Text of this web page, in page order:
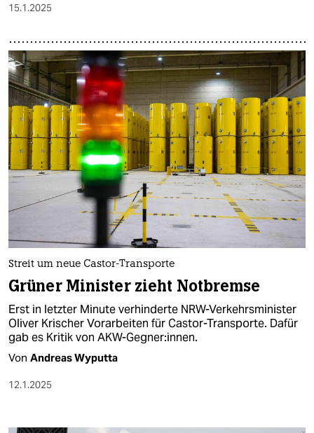
15.1.2025
Streit um neue Castor-Transporte
Grüner Minister zieht Notbremse
Erst in letzter Minute verhinderte NRW-Verkehrsminister
Oliver Krischer Vorarbeiten für Castor-Transporte. Dafür
gab es Kritik von AKW-Gegner:innen.
Von Andreas Wyputta
12.1.2025